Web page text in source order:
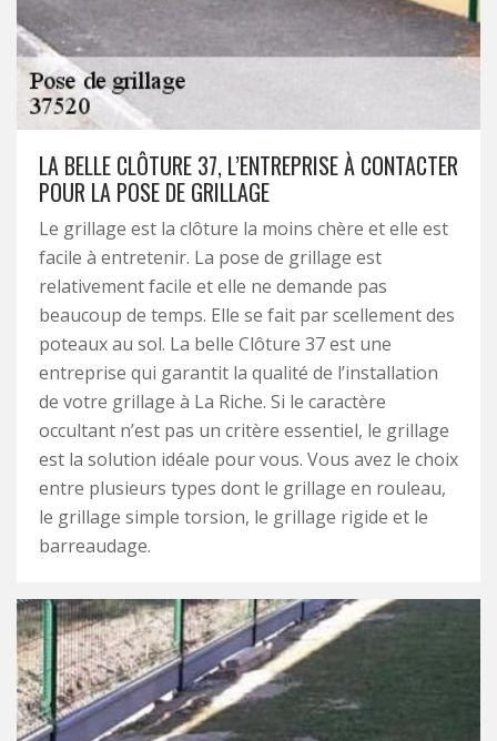
LA BELLE CLÔTURE 37, L’ENTREPRISE À CONTACTER
POUR LA POSE DE GRILLAGE
Le grillage est la clôture la moins chère et elle est
facile à entretenir. La pose de grillage est
relativement facile et elle ne demande pas
beaucoup de temps. Elle se fait par scellement des
poteaux au sol. La belle Clôture 37 est une
entreprise qui garantit la qualité de l’installation
de votre grillage à La Riche. Si le caractère
occultant n’est pas un critère essentiel, le grillage
est la solution idéale pour vous. Vous avez le choix
entre plusieurs types dont le grillage en rouleau,
le grillage simple torsion, le grillage rigide et le
barreaudage.